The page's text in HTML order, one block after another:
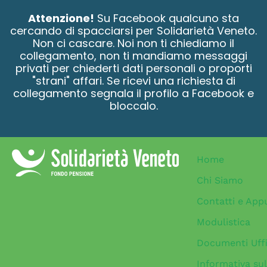
Attenzione! Su Facebook qualcuno sta
cercando di spacciarsi per Solidarietà Veneto.
Non ci cascare. Noi non ti chiediamo il
collegamento, non ti mandiamo messaggi
privati per chiederti dati personali o proporti
"strani" affari. Se ricevi una richiesta di
collegamento segnala il profilo a Facebook e
bloccalo.
Home
Chi Siamo
Contatti e
Modulistica
Documenti
Informativa